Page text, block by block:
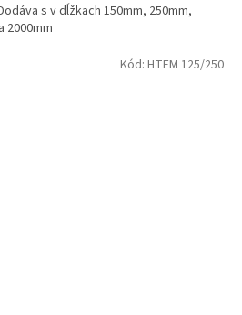
s v dĺžkach 150mm, 250mm,
2000mm
Kód: HTEM 125/250